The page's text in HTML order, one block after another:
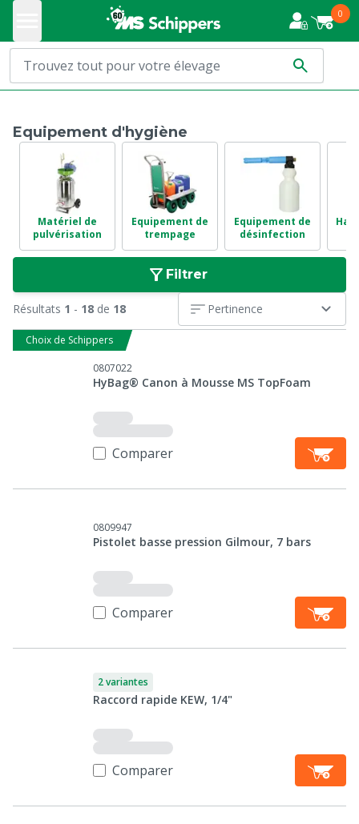
0
Equipement d'hygiène
Matériel de
pulvérisation
Equipement de
trempage
Equipement de
désinfection
Filtrer
Résultats 1 - 18 de 18 Pertinence
Choix de Schippers
0807022
HyBag® Canon à Mousse MS TopFoam
Comparer
0809947
Pistolet basse pression Gilmour, 7 bars
Comparer
2 variantes
Raccord rapide KEW, 1/4"
Comparer